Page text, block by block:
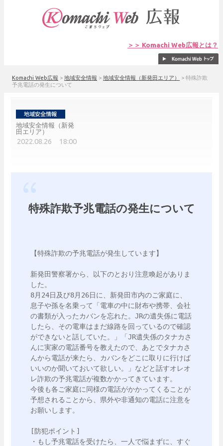
＞＞ Komachi Web広報とは？
Komachi Web広報 > 地域安全情報 > 地域安全情報（新発田エリア） > 特殊詐欺
予兆電話の発生について
地域安全情報（新発
田エリア）
2022.08.26 18:00
特殊詐欺予兆電話の発生について
【特殊詐欺の予兆電話が発生しています】
新発田警察署から、以下のとおり注意喚起がありま
した。
8月24日及び8月26日に、新発田市内のご家庭に、
息子や孫を名乗って「電車の中に財布や携帯、会社
の書類が入ったカバンを忘れた。JRの遺失係に電話
したら、その電車はまだ線路を回っているので確認
ができないと話していた。」「JR遺失係のタナカさ
んに実家の電話番号を教えたので、あとでタナカさ
んから電話が来たら、カバンをどこに取りに行けば
いいのか聞いておいて欲しい。」などと話すオレオ
レ詐欺の予兆電話が複数かかってきています。
今後も各ご家庭に同様の電話がかかってくることが
予想されることから、県外や非通知の電話に注意を
お願いします。
[防犯ポイント]
・もし予兆電話を受けたら、一人で悩まずに、すぐ